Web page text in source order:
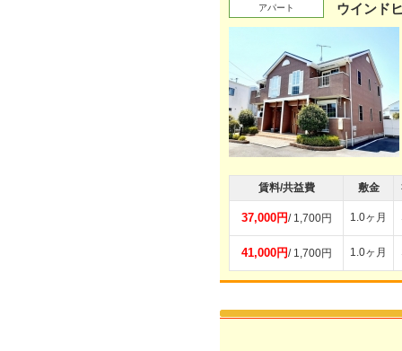
アパート ウインド
賃料/共益費 敷金
37,000円/ 1,700円 1.0ヶ月
41,000円/ 1,700円 1.0ヶ月